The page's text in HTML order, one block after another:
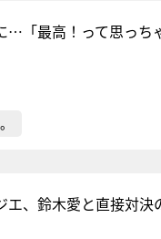
「最高！って思っち
、鈴木愛と直接対決